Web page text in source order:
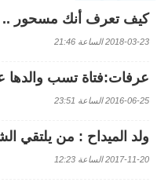
كيف تعرف أنك مسحور
2018-03-23 الساعة 21:46
عرفات:فتاة تسب والدها
2016-06-25 الساعة 23:51
ولد الميداح : من يلتقي
2017-11-20 الساعة 12:23